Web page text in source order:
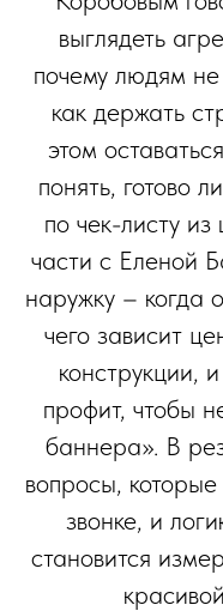
выглядеть
почему людям не
как держать
этом
понять, готово
по чек-листу
части с Еленой
наружку – когда
чего зависит
конструкции,
профит, чтобы
баннера». В
вопросы,
звонке, и
становится